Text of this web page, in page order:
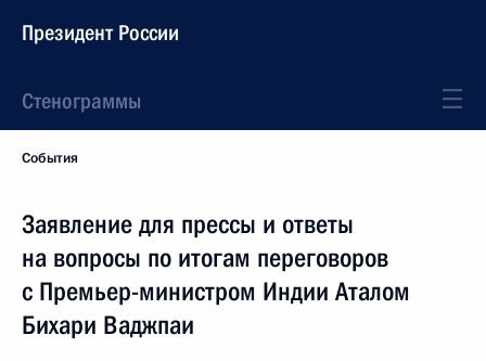
Президент России
Стенограммы
События
Заявление для прессы и ответы
на вопросы по итогам переговоров
с Премьер-министром Индии Аталом
Бихари Ваджпаи